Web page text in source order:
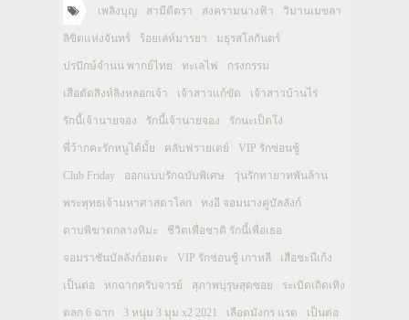
เพลิงบุญ สามีตีตรา สงครามนางฟ้า วิมานเมขลา
ลิขิตแห่งจันทร์ ร้อยเล่ห์มารยา มธุรสโลกันตร์
ปรปักษ์จำนน พากย์ไทย ทะเลไฟ กรงกรรม
เสือตัดสิงห์ลิงหลอกเจ้า เจ้าสาวแก้ขัด เจ้าสาวบ้านไร่
รักนี้เจ้านายจอง รักนี้เจ้านายจอง รักนะเป็ดโง่
พี่ว้ากคะรักหนูได้มั้ย คลับฟรายเดย์ VIP รักซ่อนชู้
Club Friday ออกแบบรักฉบับพิเศษ วุ่นรักทายาทพันล้าน
พระพุทธเจ้ามหาศาสดาโลก ทงอี จอมนางคู่บัลลังก์
ดาบพิฆาตกลางหิมะ ชีวิตเพื่อชาติ รักนี้เพื่อเธอ
จอมราชันบัลลังก์อมตะ VIP รักซ่อนชู้ เกาหลี เสือชะนีเก้ง
เป็นต่อ หกฉากครับจารย์ สุภาพบุรุษสุดซอย ระเบิดเถิดเทิง
ตลก 6 ฉาก 3 หนุ่ม 3 มุม x2 2021 เลือดมังกร แรด เป็นต่อ